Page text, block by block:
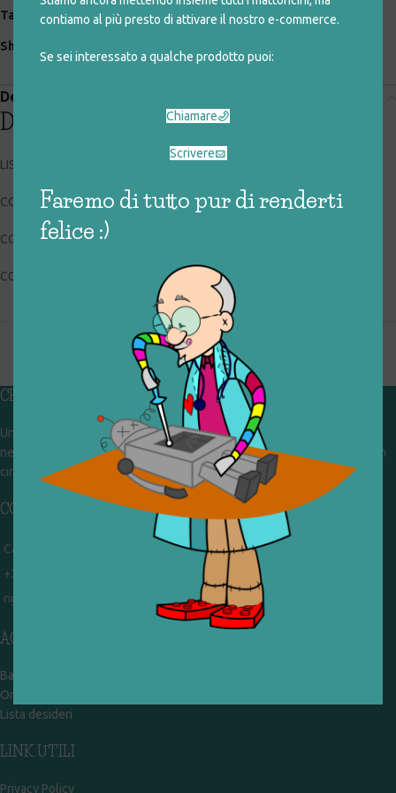
contiamo al più presto di attivare il nostro e-commerce.
Se sei interessato a qualche prodotto puoi:
Chiamare
Scrivere
Faremo di tutto pur di renderti
felice :)
Tag:
contare, prima infanzia, soldi
Share:
Descrizione
Descrizione
LISCIANI 45921
CODICE RIGIOCATTOLO: 036_0_204
CONDIZIONI: sufficienti
COLLOCAZIONE: EXP
CHI SIAMO
Un gruppo di volontari che sognano di diventare un centro del riuso e
nel frattempo ricevono in dono giocattoli, li riparano e li reimmettono in
circolazione. Operiamo per un'economia civile, circolare e sostenibile.
CONTATTI
Campobasso - via Garibaldi 51
+39 328 767 9587
rigiocattolocb@gmail.com
ACCOUNT
Bacheca
Ordini
Lista desideri
LINK UTILI
Privacy Policy